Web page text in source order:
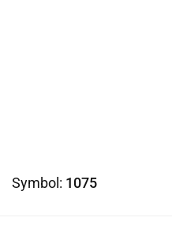
Symbol: 1075